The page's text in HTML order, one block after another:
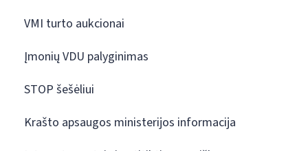
VMI turto aukcionai
Įmonių VDU palyginimas
STOP šešėliui
Krašto apsaugos ministerijos informacija